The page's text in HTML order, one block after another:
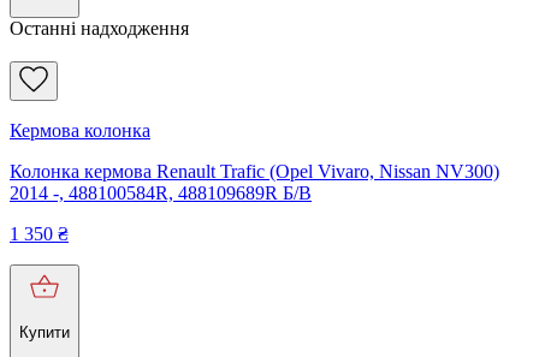
Останні надходження
Кермова колонка
Колонка кермова Renault Trafic (Opel Vivaro, Nissan NV300)
2014 -, 488100584R, 488109689R Б/В
1 350 ₴
Купити